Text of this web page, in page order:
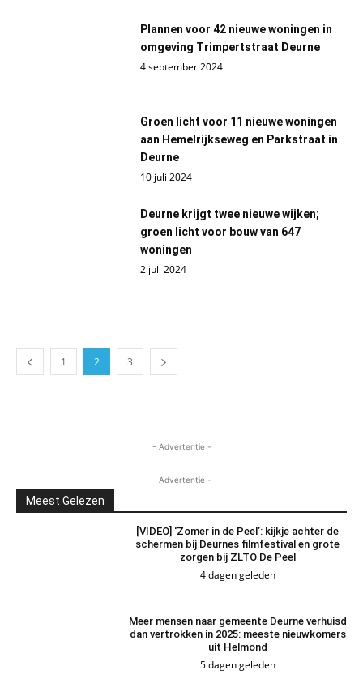
Plannen voor 42 nieuwe woningen in
omgeving Trimpertstraat Deurne
4 september 2024
Groen licht voor 11 nieuwe woningen
aan Hemelrijkseweg en Parkstraat in
Deurne
10 juli 2024
Deurne krijgt twee nieuwe wijken;
groen licht voor bouw van 647
woningen
2 juli 2024
1 2 3
- Advertentie -
- Advertentie -
Meest Gelezen
[VIDEO] ‘Zomer in de Peel’: kijkje achter de
schermen bij Deurnes filmfestival en grote
zorgen bij ZLTO De Peel
4 dagen geleden
Meer mensen naar gemeente Deurne verhuisd
dan vertrokken in 2025: meeste nieuwkomers
uit Helmond
5 dagen geleden